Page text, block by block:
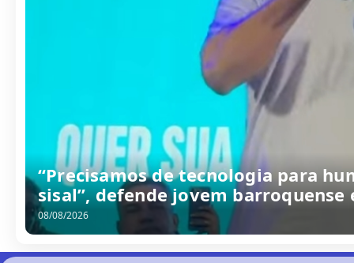
Seleção Barroquense goleia base
terceiro amistoso preparatório
08/08/2026